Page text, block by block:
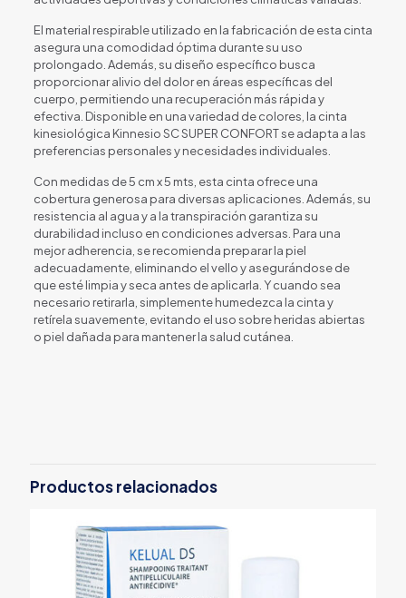
El material respirable utilizado en la fabricación de esta cinta
asegura una comodidad óptima durante su uso
prolongado. Además, su diseño específico busca
proporcionar alivio del dolor en áreas específicas del
cuerpo, permitiendo una recuperación más rápida y
efectiva. Disponible en una variedad de colores, la cinta
kinesiológica Kinnesio SC SUPER CONFORT se adapta a las
preferencias personales y necesidades individuales.
Con medidas de 5 cm x 5 mts, esta cinta ofrece una
cobertura generosa para diversas aplicaciones. Además, su
resistencia al agua y a la transpiración garantiza su
durabilidad incluso en condiciones adversas. Para una
mejor adherencia, se recomienda preparar la piel
adecuadamente, eliminando el vello y asegurándose de
que esté limpia y seca antes de aplicarla. Y cuando sea
necesario retirarla, simplemente humedezca la cinta y
retírela suavemente, evitando el uso sobre heridas abiertas
o piel dañada para mantener la salud cutánea.
Productos relacionados